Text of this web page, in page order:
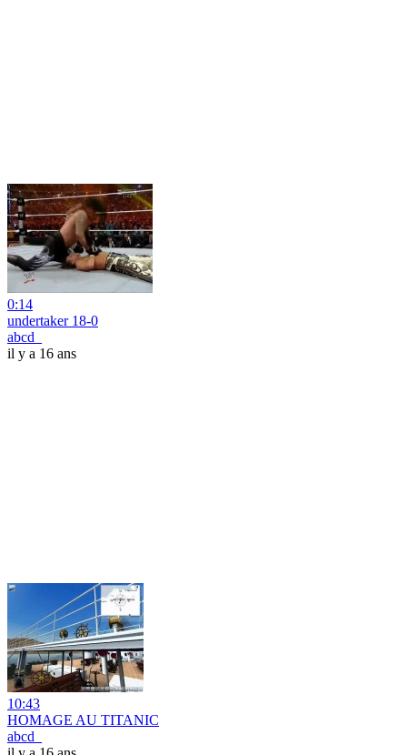
0:14
undertaker 18-0
abcd_
il y a 16 ans
10:43
HOMAGE AU TITANIC
abcd_